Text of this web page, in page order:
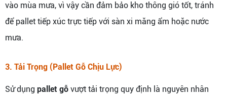
vào mùa mưa, vì vậy cần đảm bảo kho thông gió tốt, tránh
để pallet tiếp xúc trực tiếp với sàn xi măng ẩm hoặc nước
mưa.
3. Tải Trọng (Pallet Gỗ Chịu Lực)
Sử dụng pallet gỗ vượt tải trọng quy định là nguyên nhân